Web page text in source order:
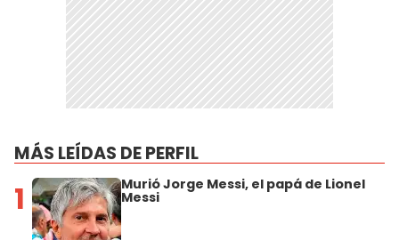
MÁS LEÍDAS DE PERFIL
1 Murió Jorge Messi, el papá de Lionel
Messi